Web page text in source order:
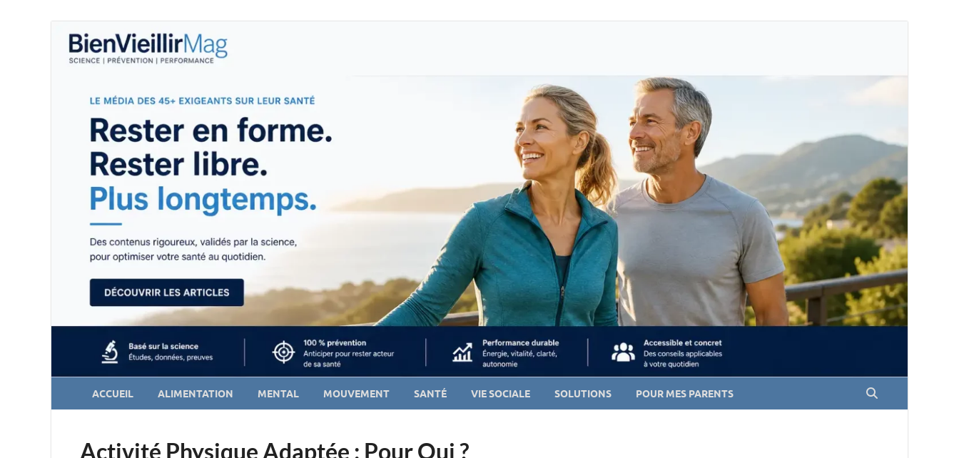
ACCUEIL ALIMENTATION MENTAL MOUVEMENT SANTÉ VIE SOCIALE SOLUTIONS POUR MES PARENTS
Activité Physique Adaptée : Pour Qui ?